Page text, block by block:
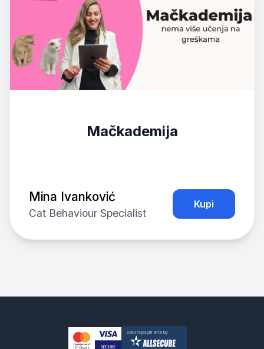
Mačkademija
Mina Ivanković
Cat Behaviour Specialist
Kupi